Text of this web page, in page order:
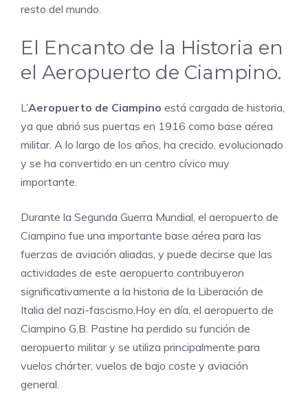
resto del mundo.
El Encanto de la Historia en
el Aeropuerto de Ciampino.
L’Aeropuerto de Ciampino está cargada de historia,
ya que abrió sus puertas en 1916 como base aérea
militar. A lo largo de los años, ha crecido, evolucionado
y se ha convertido en un centro cívico muy
importante.
Durante la Segunda Guerra Mundial, el aeropuerto de
Ciampino fue una importante base aérea para las
fuerzas de aviación aliadas, y puede decirse que las
actividades de este aeropuerto contribuyeron
significativamente a la historia de la Liberación de
Italia del nazi-fascismo.Hoy en día, el aeropuerto de
Ciampino G.B. Pastine ha perdido su función de
aeropuerto militar y se utiliza principalmente para
vuelos chárter, vuelos de bajo coste y aviación
general.